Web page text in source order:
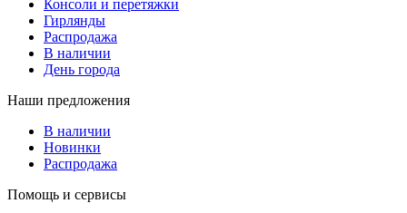
Консоли и перетяжки
Гирлянды
Распродажа
В наличии
День города
Наши предложения
В наличии
Новинки
Распродажа
Помощь и сервисы